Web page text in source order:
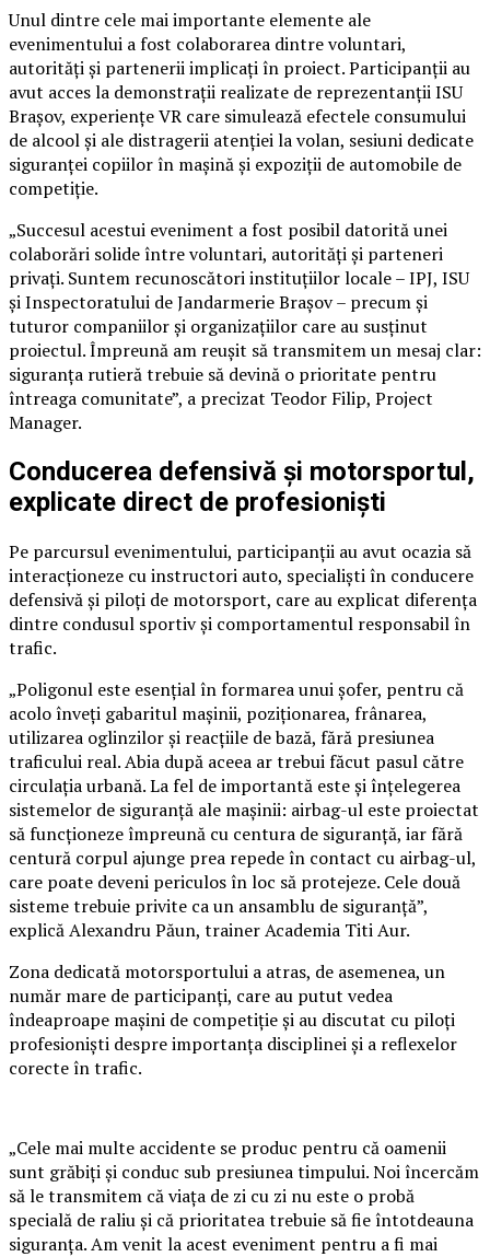
Unul dintre cele mai importante elemente ale
evenimentului a fost colaborarea dintre voluntari,
autorități și partenerii implicați în proiect. Participanții au
avut acces la demonstrații realizate de reprezentanții ISU
Brașov, experiențe VR care simulează efectele consumului
de alcool și ale distragerii atenției la volan, sesiuni dedicate
siguranței copiilor în mașină și expoziții de automobile de
competiție.
„Succesul acestui eveniment a fost posibil datorită unei
colaborări solide între voluntari, autorități și parteneri
privați. Suntem recunoscători instituțiilor locale – IPJ, ISU
și Inspectoratului de Jandarmerie Brașov – precum și
tuturor companiilor și organizațiilor care au susținut
proiectul. Împreună am reușit să transmitem un mesaj clar:
siguranța rutieră trebuie să devină o prioritate pentru
întreaga comunitate”, a precizat Teodor Filip, Project
Manager.
Conducerea defensivă și motorsportul,
explicate direct de profesioniști
Pe parcursul evenimentului, participanții au avut ocazia să
interacționeze cu instructori auto, specialiști în conducere
defensivă și piloți de motorsport, care au explicat diferența
dintre condusul sportiv și comportamentul responsabil în
trafic.
„Poligonul este esențial în formarea unui șofer, pentru că
acolo înveți gabaritul mașinii, poziționarea, frânarea,
utilizarea oglinzilor și reacțiile de bază, fără presiunea
traficului real. Abia după aceea ar trebui făcut pasul către
circulația urbană. La fel de importantă este și înțelegerea
sistemelor de siguranță ale mașinii: airbag-ul este proiectat
să funcționeze împreună cu centura de siguranță, iar fără
centură corpul ajunge prea repede în contact cu airbag-ul,
care poate deveni periculos în loc să protejeze. Cele două
sisteme trebuie privite ca un ansamblu de siguranță”,
explică Alexandru Păun, trainer Academia Titi Aur.
Zona dedicată motorsportului a atras, de asemenea, un
număr mare de participanți, care au putut vedea
îndeaproape mașini de competiție și au discutat cu piloți
profesioniști despre importanța disciplinei și a reflexelor
corecte în trafic.
„Cele mai multe accidente se produc pentru că oamenii
sunt grăbiți și conduc sub presiunea timpului. Noi încercăm
să le transmitem că viața de zi cu zi nu este o probă
specială de raliu și că prioritatea trebuie să fie întotdeauna
siguranța. Am venit la acest eveniment pentru a fi mai